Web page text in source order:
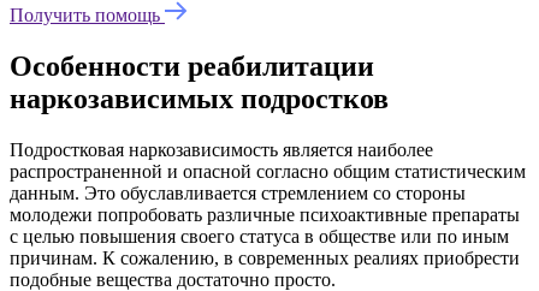
Получить помощь
Особенности реабилитации
наркозависимых подростков
Подростковая наркозависимость является наиболее
распространенной и опасной согласно общим статистическим
данным. Это обуславливается стремлением со стороны
молодежи попробовать различные психоактивные препараты
с целью повышения своего статуса в обществе или по иным
причинам. К сожалению, в современных реалиях приобрести
подобные вещества достаточно просто.